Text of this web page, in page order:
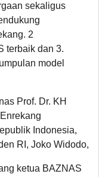
sekaligus
2
terbaik dan 3.
model
Prof. Dr. KH
Indonesia,
RI, Joko Widodo,
ketua BAZNAS